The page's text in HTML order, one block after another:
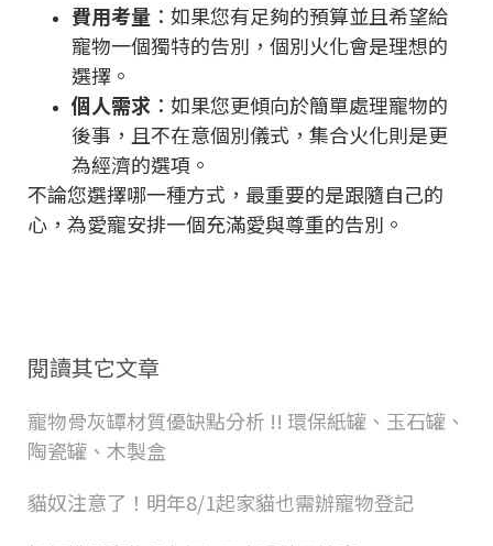
費用考量 ：如果您有足夠的預算並且希望給
寵物一個獨特的告別，個別火化會是理想的
選擇。
個人需求 ：如果您更傾向於簡單處理寵物的
後事，且不在意個別儀式，集合火化則是更
為經濟的選項。
不論您選擇哪一種方式，最重要的是跟隨自己的
心，為愛寵安排一個充滿愛與尊重的告別。
閱讀其它文章
寵物骨灰罈材質優缺點分析 !! 環保紙罐、玉石罐、
陶瓷罐、木製盒
貓奴注意了！明年8/1起家貓也需辦寵物登記